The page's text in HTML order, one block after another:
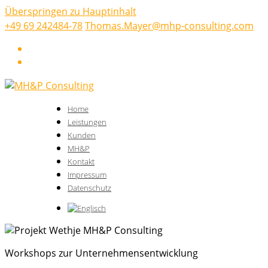
Überspringen zu Hauptinhalt
+49 69 242484-78Thomas.Mayer@mhp-consulting.com
Home
Leistungen
Kunden
MH&P
Kontakt
Impressum
Datenschutz
Workshops zur Unternehmensentwicklung